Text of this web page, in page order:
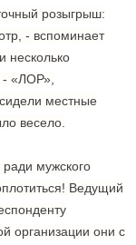
розыгрыш:
- вспоминает
несколько
- «ЛОР»,
местные
весело.
мужского
Ведущий
организации они с